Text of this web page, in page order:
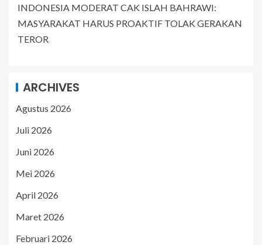
INDONESIA MODERAT CAK ISLAH BAHRAWI:
MASYARAKAT HARUS PROAKTIF TOLAK GERAKAN
TEROR
ARCHIVES
Agustus 2026
Juli 2026
Juni 2026
Mei 2026
April 2026
Maret 2026
Februari 2026